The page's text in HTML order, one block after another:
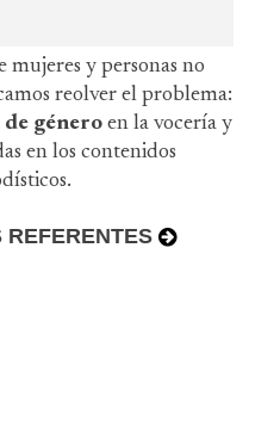
mujeres y personas no
reolver el problema:
género en la vocería y
en los contenidos
REFERENTES